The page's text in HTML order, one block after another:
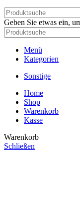
Geben Sie etwas ein,
Menü
Kategorien
Sonstige
Home
Shop
Warenkorb
Kasse
Warenkorb
Schließen